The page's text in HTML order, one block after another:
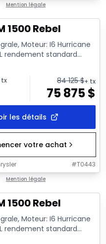
Mention légale
1500 Rebel
Moteur: I6 Hurricane
rendement standard
- 6...
tx 84 125$+ tx
75 875$
les détails
votre achat
#T0443
Mention légale
1500 Rebel
Moteur: I6 Hurricane
rendement standard
- 6...